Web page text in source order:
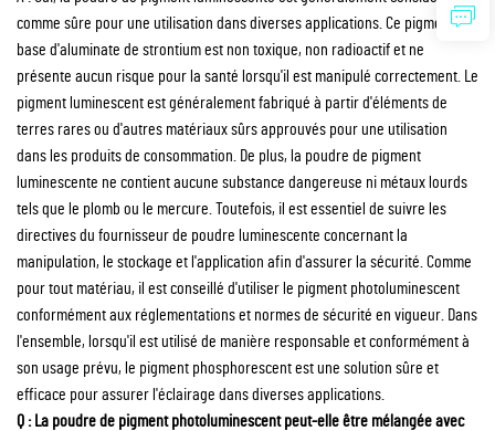
comme sûre pour une utilisation dans diverses applications. Ce pigment à
base d'aluminate de strontium est non toxique, non radioactif et ne
présente aucun risque pour la santé lorsqu'il est manipulé correctement. Le
pigment luminescent est généralement fabriqué à partir d'éléments de
terres rares ou d'autres matériaux sûrs approuvés pour une utilisation
dans les produits de consommation. De plus, la poudre de pigment
luminescente ne contient aucune substance dangereuse ni métaux lourds
tels que le plomb ou le mercure. Toutefois, il est essentiel de suivre les
directives du fournisseur de poudre luminescente concernant la
manipulation, le stockage et l'application afin d'assurer la sécurité. Comme
pour tout matériau, il est conseillé d'utiliser le pigment photoluminescent
conformément aux réglementations et normes de sécurité en vigueur. Dans
l'ensemble, lorsqu'il est utilisé de manière responsable et conformément à
son usage prévu, le pigment phosphorescent est une solution sûre et
efficace pour assurer l'éclairage dans diverses applications.
Q : La poudre de pigment photoluminescent peut-elle être mélangée avec